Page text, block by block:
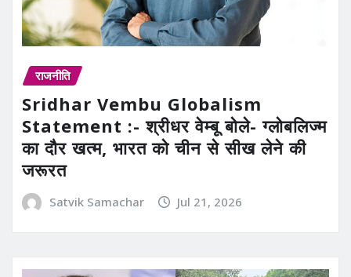
राजनीति
Sridhar Vembu Globalism
Statement :- श्रीधर वेम्बू बोले- ग्लोबलिज्म
का दौर खत्म, भारत को चीन से सीख लेने की
जरूरत
Satvik Samachar Jul 21, 2026